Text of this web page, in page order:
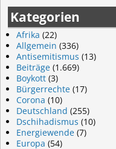
Kategorien
Afrika (22)
Allgemein (336)
Antisemitismus (13)
Beiträge (1.669)
Boykott (3)
Bürgerrechte (17)
Corona (10)
Deutschland (255)
Dschihadismus (10)
Energiewende (7)
Europa (54)